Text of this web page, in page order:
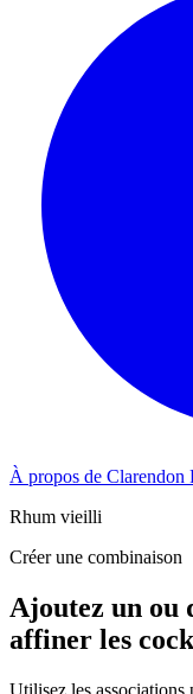
À propos de
Rhum vieilli
Créer une combinaison
Ajoutez un ou
affiner les
Utilisez les